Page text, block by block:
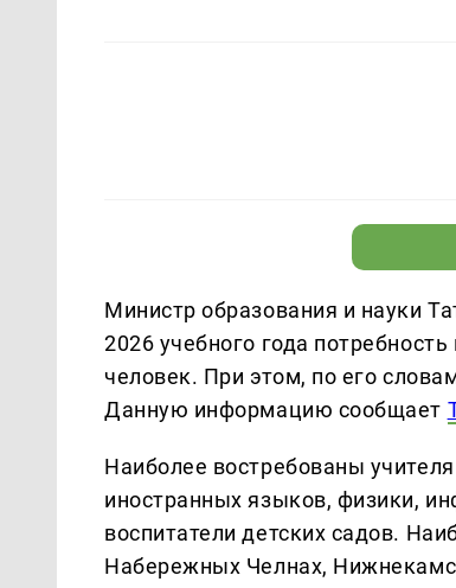
Министр образования и науки
2026 учебного года
человек. При этом, по его
Данную информацию сообщает
Наиболее востребованы
иностранных языков, физики,
воспитатели детских садов.
Набережных Челнах,